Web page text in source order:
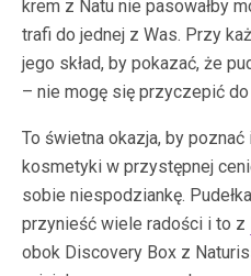
krem z Natu nie pasowałby
trafi do jednej z Was. Przy
jego skład, by pokazać, że
– nie mogę się przyczepić
To świetna okazja, by
kosmetyki w przystępnej
sobie niespodziankę.
przynieść wiele radości i to z
obok Discovery Box z